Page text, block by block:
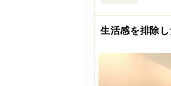
生活感を排除